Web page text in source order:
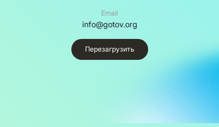
Email
info@gotov.org
Перезагрузить